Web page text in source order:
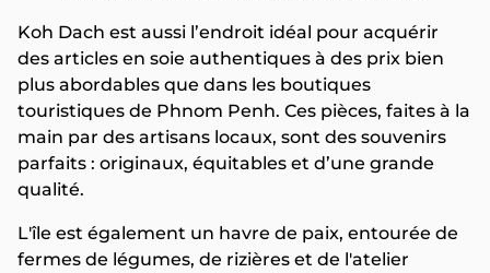
Koh Dach est aussi l’endroit idéal pour acquérir
des articles en soie authentiques à des prix bien
plus abordables que dans les boutiques
touristiques de Phnom Penh. Ces pièces, faites à la
main par des artisans locaux, sont des souvenirs
parfaits : originaux, équitables et d’une grande
qualité.
L'île est également un havre de paix, entourée de
fermes de légumes, de rizières et de l'atelier